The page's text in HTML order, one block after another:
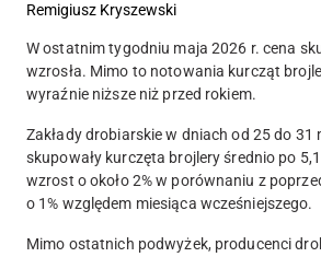
Remigiusz Kryszewski
W ostatnim tygodniu maja 2026 r. cena
wzrosła. Mimo to notowania kurcząt
wyraźnie niższe niż przed rokiem.
Zakłady drobiarskie w dniach od 25 do 31
skupowały kurczęta brojlery średnio po
wzrost o około 2% w porównaniu z
o 1% względem miesiąca wcześniejszego.
Mimo ostatnich podwyżek, producenci